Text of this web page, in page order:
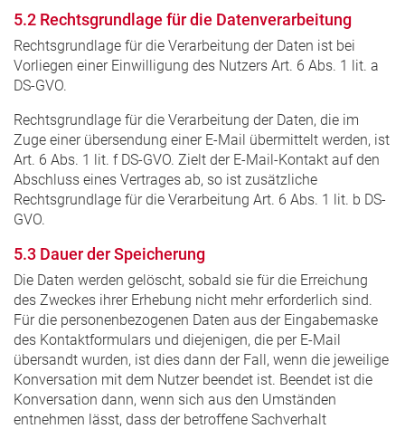
5.2 Rechtsgrundlage für die Datenverarbeitung
Rechtsgrundlage für die Verarbeitung der Daten ist bei
Vorliegen einer Einwilligung des Nutzers Art. 6 Abs. 1 lit. a
DS-GVO.
Rechtsgrundlage für die Verarbeitung der Daten, die im
Zuge einer übersendung einer E-Mail übermittelt werden, ist
Art. 6 Abs. 1 lit. f DS-GVO. Zielt der E-Mail-Kontakt auf den
Abschluss eines Vertrages ab, so ist zusätzliche
Rechtsgrundlage für die Verarbeitung Art. 6 Abs. 1 lit. b DS-
GVO.
5.3 Dauer der Speicherung
Die Daten werden gelöscht, sobald sie für die Erreichung
des Zweckes ihrer Erhebung nicht mehr erforderlich sind.
Für die personenbezogenen Daten aus der Eingabemaske
des Kontaktformulars und diejenigen, die per E-Mail
übersandt wurden, ist dies dann der Fall, wenn die jeweilige
Konversation mit dem Nutzer beendet ist. Beendet ist die
Konversation dann, wenn sich aus den Umständen
entnehmen lässt, dass der betroffene Sachverhalt